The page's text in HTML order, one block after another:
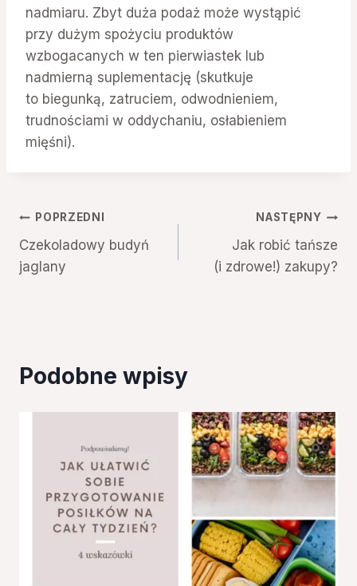
nadmiaru. Zbyt duża podaż może wystąpić
przy dużym spożyciu produktów
wzbogacanych w ten pierwiastek lub
nadmierną suplementację (skutkuje
to biegunką, zatruciem, odwodnieniem,
trudnościami w oddychaniu, osłabieniem
mięśni).
Nawigacja
wpisu
POPRZEDNI
Czekoladowy budyń
jaglany
NASTĘPNY
Jak robić tańsze
(i zdrowe!) zakupy?
Podobne wpisy